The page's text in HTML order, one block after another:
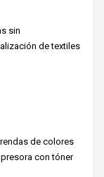
sin
de textiles
de colores
con tóner